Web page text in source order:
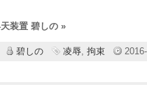
装置 碧しの »
碧しの 凌辱, 拘束